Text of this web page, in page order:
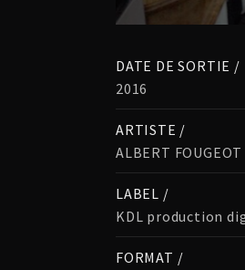
DATE DE SORTIE /
2016
ARTISTE /
ALBERT FOUGEOT
LABEL /
KDL production
FORMAT /